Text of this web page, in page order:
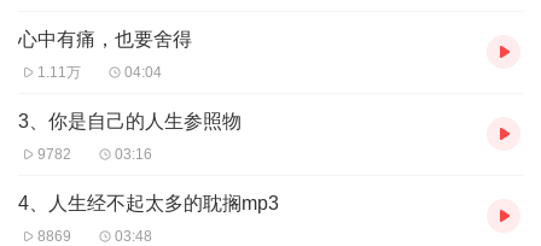
心中有痛，也要舍得
1.11万 04:04
3、你是自己的人生参照物
9782 03:16
4、人生经不起太多的耽搁mp3
8869 03:48